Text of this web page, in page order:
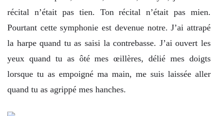
récital n’était pas tien. Ton récital n’était pas mien.
Pourtant cette symphonie est devenue notre. J’ai attrapé
la harpe quand tu as saisi la contrebasse. J’ai ouvert les
yeux quand tu as ôté mes œillères, délié mes doigts
lorsque tu as empoigné ma main, me suis laissée aller
quand tu as agrippé mes hanches.